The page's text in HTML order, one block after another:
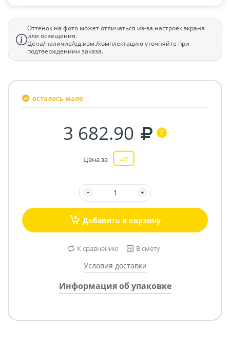
Оттенок на фото может отличаться из-за настроек экрана
или освещения.
Цена/наличие/ед.изм./комплектацию уточняйте при
подтверждениии заказа.
осталось мало
3 682.90
Цена за шт
Добавить в корзину
К сравнению В смету
Условия доставки
Информация об упаковке